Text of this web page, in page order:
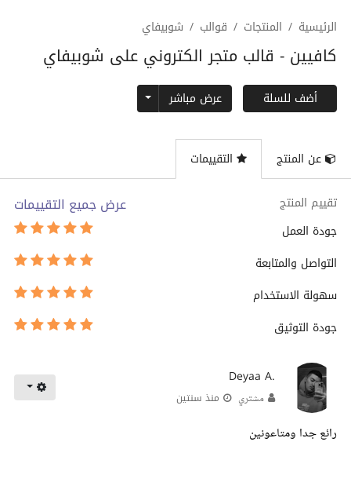
الرئيسية المنتجات قوالب شوبيفاي
كافيين - قالب متجر الكتروني على شوبيفاي
أضف للسلة عرض مباشر Toggle Dropdown
عن المنتج التقييمات
تقييم المنتج عرض جميع التقييمات
جودة العمل
التواصل والمتابعة
سهولة الاستخدام
جودة التوثيق
Deyaa A.
مشتري منذ سنتين
رائع جدا ومتاعونين